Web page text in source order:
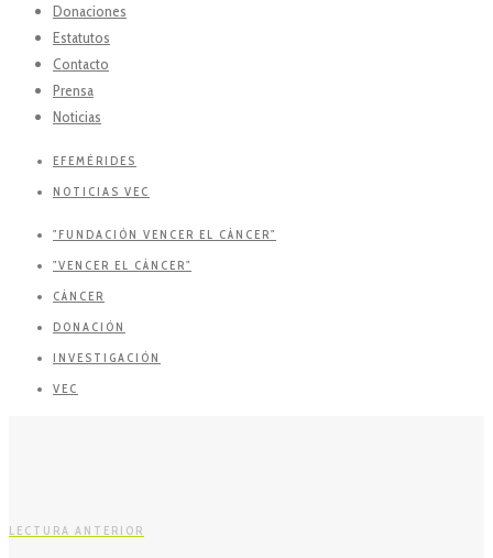
Donaciones
Estatutos
Contacto
Prensa
Noticias
EFEMÉRIDES
NOTICIAS VEC
"FUNDACIÓN VENCER EL CÁNCER"
"VENCER EL CÁNCER"
CÁNCER
DONACIÓN
INVESTIGACIÓN
VEC
LECTURA ANTERIOR